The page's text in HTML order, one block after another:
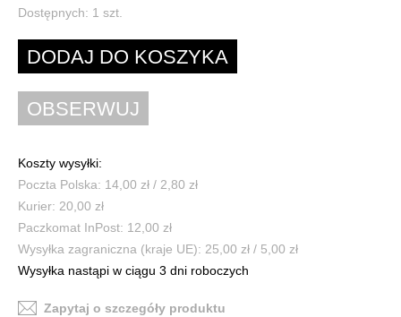
Dostępnych: 1 szt.
Koszty wysyłki:
Poczta Polska: 14,00 zł / 2,80 zł
Kurier: 20,00 zł
Paczkomat InPost: 12,00 zł
Wysyłka zagraniczna (kraje UE): 25,00 zł / 5,00 zł
Wysyłka nastąpi w ciągu 3 dni roboczych
Zapytaj o szczegóły produktu